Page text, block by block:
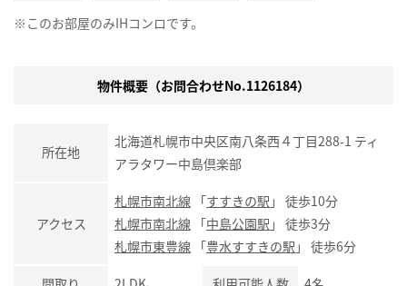
※このお部屋のみIHコンロです。
物件概要（お問合わせNo.1126184）
所在地
北海道札幌市中央区南八条西４丁目288-1 ティ
アラタワー中島倶楽部
アクセス
札幌市南北線 「すすきの駅 」 徒歩10分
札幌市南北線 「中島公園駅 」 徒歩3分
札幌市東豊線 「豊水すすきの駅 」 徒歩6分